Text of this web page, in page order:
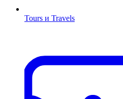
Tours и Travels